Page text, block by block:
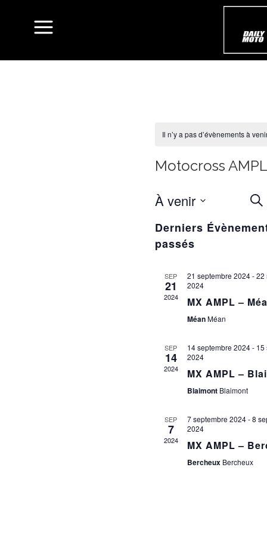
Il n’y a pas d’évènements à
Motocross AMPL
ET
À venir
une
date.
Derniers
passés
SEP
21
2024
21 septembre 2024-22
2024
MX AMPL –
MéanMéan
SEP
14
2024
14 septembre 2024- 15
2024
MX AMPL –
Blaimont Blaimont
SEP
7
2024
7 septembre 2024-8
2024
MX AMPL –
Bercheux Bercheux